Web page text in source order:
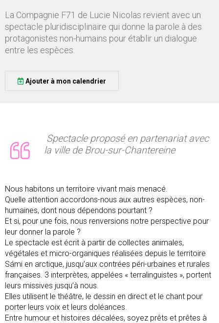
La Compagnie F71 de Lucie Nicolas revient avec un
spectacle pluridisciplinaire qui donne la parole à des
protagonistes non-humains pour établir un dialogue
entre les espèces.
Ajouter à mon calendrier
Spectacle proposé en partenariat avec
la ville de Brou-sur-Chantereine
Nous habitons un territoire vivant mais menacé.
Quelle attention accordons-nous aux autres espèces, non-
humaines, dont nous dépendons pourtant ?
Et si, pour une fois, nous renversions notre perspective pour
leur donner la parole ?
Le spectacle est écrit à partir de collectes animales,
végétales et micro-organiques réalisées depuis le territoire
Sámi en arctique, jusqu’aux contrées péri-urbaines et rurales
françaises. 3 interprètes, appelées « terralinguistes », portent
leurs missives jusqu’à nous.
Elles utilisent le théâtre, le dessin en direct et le chant pour
porter leurs voix et leurs doléances.
Entre humour et histoires décalées, soyez prêts et prêtes à